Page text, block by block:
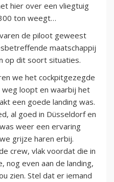
hier over een vliegtuig
ton weegt…
de piloot geweest
maatschappij
op dit soort situaties.
we het cockpitgezegde
weg loopt en waarbij het
een goede landing was.
al goed in Düsseldorf en
weer een ervaring
grijze haren erbij.
crew, vlak voordat die in
nog even aan de landing,
zien. Stel dat er iemand